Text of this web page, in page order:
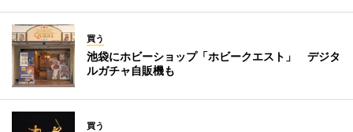
買う
池袋にホビーショップ「ホビークエスト」 デジタ
ルガチャ自販機も
買う